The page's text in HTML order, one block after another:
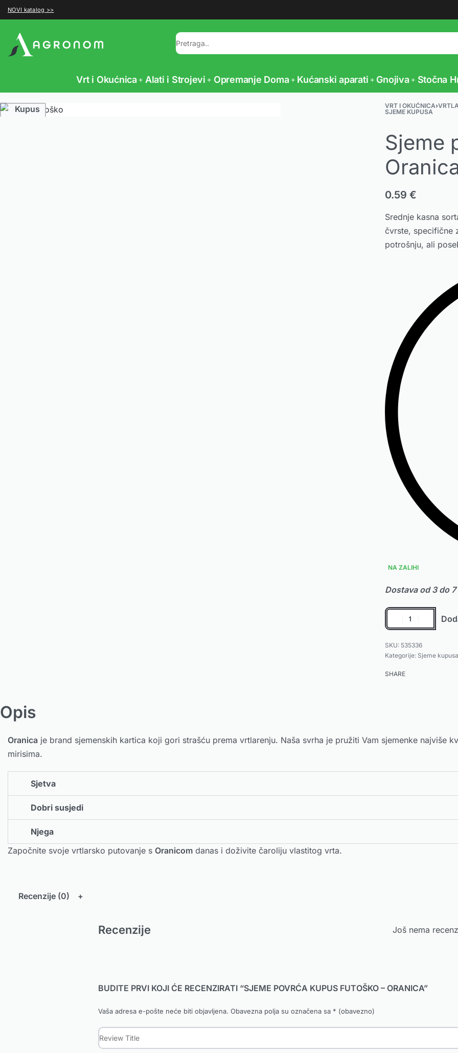
NOVI katalog >>
Vrt i Okućnica Alati i Strojevi Opremanje Doma Kućanski aparati Gnojiva Stočna
VRT I OKUĆNICA›
SJEME KUPUSA
Sjeme
0.59 €
Srednje kasna
čvrste, specifične
potrošnju, ali
NA ZALIHI
Dostava od 3 do
535336
Kategorije: Sjeme kupusa
SHARE
Opis
Oranica je brand sjemenskih kartica koji gori strašću prema vrtlarenju. Naša svrha je pružiti Vam sjemenke najviše
mirisima.
Sjetva
Dobri susjedi
Njega
Započnite svoje vrtlarsko putovanje s Oranicom danas i doživite čaroliju vlastitog vrta.
Recenzije (0)
Recenzije Još nema
BUDITE PRVI KOJI ĆE RECENZIRATI “SJEME POVRĆA KUPUS FUTOŠKO – ORANICA”
Vaša adresa e-pošte neće biti objavljena. Obavezna polja su označena sa * (obavezno)